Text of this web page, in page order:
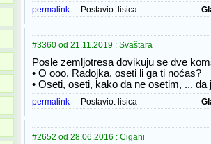
permalink Postavio: lisica
#3360 od 21.11.2019 : Svaštara
Posle zemljotresa dovikuju se dve
• O ooo, Radojka, oseti li ga ti noćas?
• Oseti, oseti, kako da ne osetim, ... da
permalink Postavio: lisica
#2652 od 28.06.2016 : Cigani